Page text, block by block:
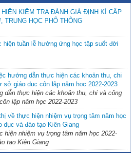
2024-2025
HỌC 2024-2025_THCS
KIỂM TRA ĐÁNH GIÁ ĐỊNH KÌ CẤP
TRUNG HỌC PHỔ THÔNG
hiện tuần lễ hưởng ứng học tập suốt đời
hướng dẫn thực hiện các khoản thu, chi
sở giáo dục côn lập năm học 2022-2023
dẫn thực hiện các khoản thu, chi và công
lập năm học 2022-2023
về thực hiện nhiệm vụ trọng tâm năm học
dục và đào tạo Kiên Giang
hiện nhiệm vụ trọng tâm năm học 2022-
tạo Kiên Giang